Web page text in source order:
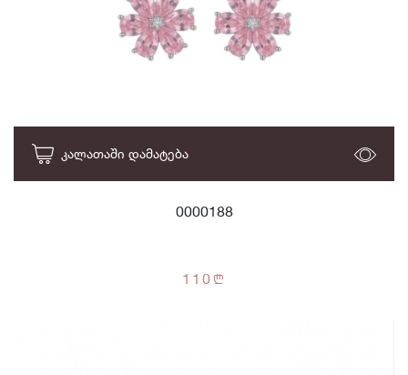
ᲙᲐᲚᲐᲗᲐᲨᲘ ᲓᲐᲛᲐᲢᲔᲑᲐ
0000188
110 n